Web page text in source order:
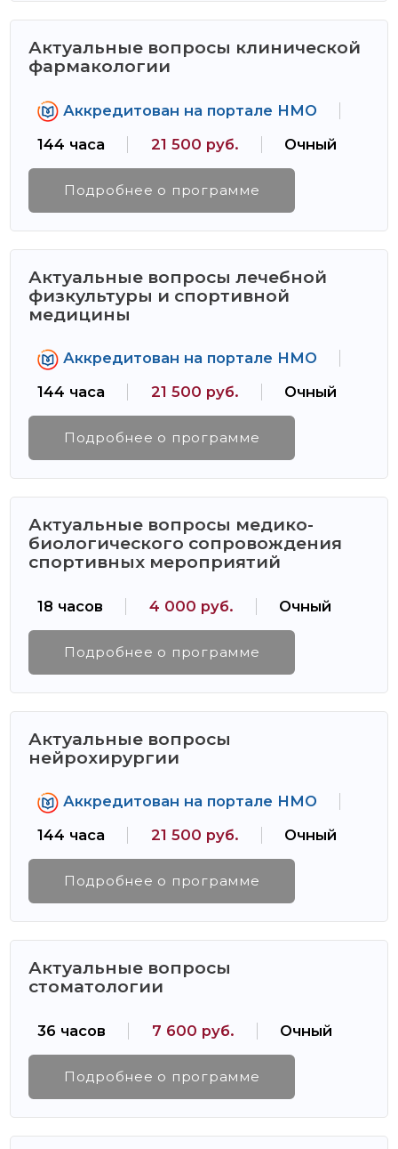
Актуальные вопросы клинической
фармакологии
Аккредитован на портале НМО
144 часа
21 500 руб. Очный
Подробнее о программе
Актуальные вопросы лечебной
физкультуры и спортивной
медицины
Аккредитован на портале НМО
144 часа
21 500 руб. Очный
Подробнее о программе
Актуальные вопросы медико-
биологического сопровождения
спортивных мероприятий
18 часов 4 000 руб. Очный
Подробнее о программе
Актуальные вопросы
нейрохирургии
Аккредитован на портале НМО
144 часа
21 500 руб. Очный
Подробнее о программе
Актуальные вопросы
стоматологии
36 часов 7 600 руб. Очный
Подробнее о программе